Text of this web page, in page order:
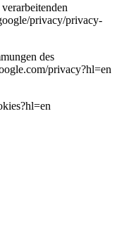
privacy/privacy-
des
privacy?hl=en